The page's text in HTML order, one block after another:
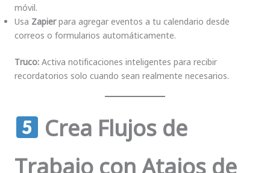
móvil.
Usa Zapierpara agregar eventos a tu calendario desde
correos o formularios automáticamente.
Truco: Activa notificaciones inteligentes para recibir
recordatorios solo cuando sean realmente necesarios.
Crea Flujos de
Trabajo con Atajos de